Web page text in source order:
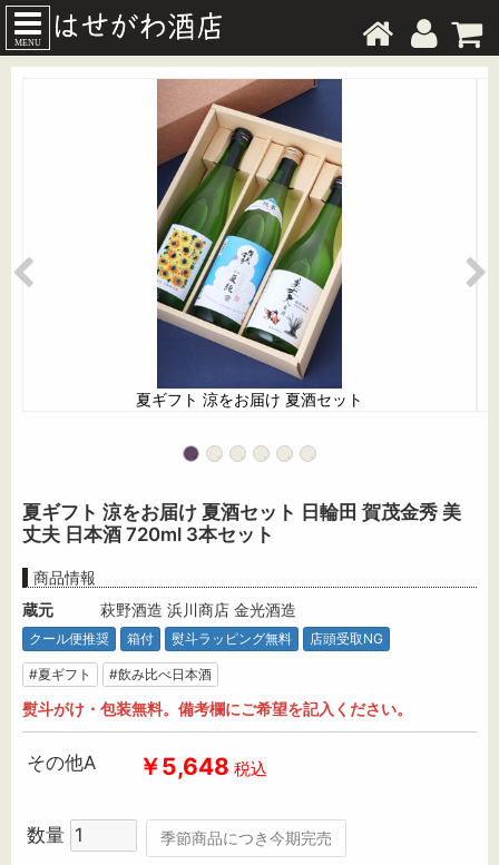
MENU
夏ギフト 涼をお届け 夏酒セット
夏ギフト 涼をお届け 夏酒セット 日輪田 賀茂金秀 美
丈夫 日本酒 720ml 3本セット
商品情報
蔵元
萩野酒造 浜川商店 金光酒造
クール便推奨 箱付 熨斗ラッピング無料 店頭受取NG
#夏ギフト #飲み比べ日本酒
熨斗がけ・包装無料。備考欄にご希望を記入ください。
その他A ￥5,648 税込
数量 季節商品につき今期完売